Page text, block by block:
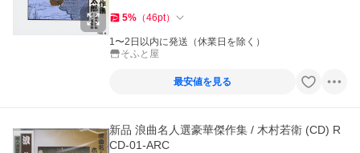
5% （46pt）
1〜2日以内に発送（休業日を除く）
そふと屋
最安値を見る
新品 浪曲名人選豪華傑作集 / 木村若衛 (CD) R
CD-01-ARC